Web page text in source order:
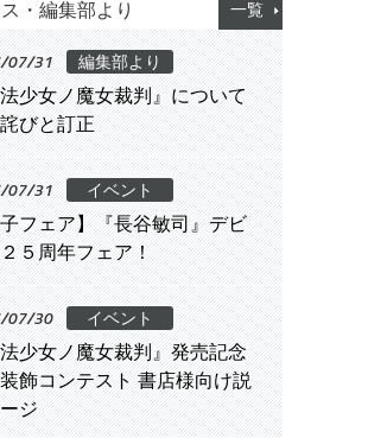
・編集部より 一覧
07/31 編集部より
少女ノ魔女裁判』について
びと訂正
07/31 イベント
フェア】『長谷敏司』デビ
５周年フェア！
07/30 イベント
少女ノ魔女裁判』発売記念
飾コンテスト 書店様向け説
ジ